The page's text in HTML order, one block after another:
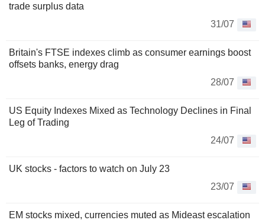
trade surplus data
31/07
Britain's FTSE indexes climb as consumer earnings boost
offsets banks, energy drag
28/07
US Equity Indexes Mixed as Technology Declines in Final
Leg of Trading
24/07
UK stocks - factors to watch on July 23
23/07
EM stocks mixed, currencies muted as Mideast escalation